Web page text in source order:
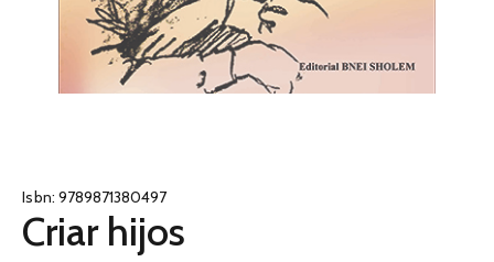
Isbn: 9789871380497
Criar hijos